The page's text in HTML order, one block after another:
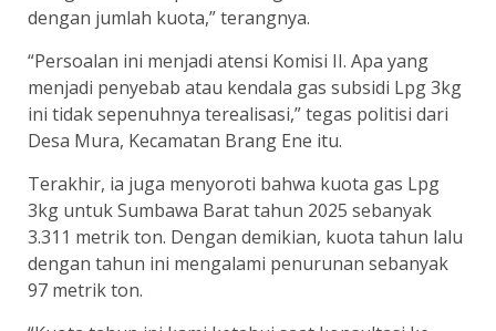
dengan jumlah kuota,” terangnya.
“Persoalan ini menjadi atensi Komisi II. Apa yang
menjadi penyebab atau kendala gas subsidi Lpg 3kg
ini tidak sepenuhnya terealisasi,” tegas politisi dari
Desa Mura, Kecamatan Brang Ene itu.
Terakhir, ia juga menyoroti bahwa kuota gas Lpg
3kg untuk Sumbawa Barat tahun 2025 sebanyak
3.311 metrik ton. Dengan demikian, kuota tahun lalu
dengan tahun ini mengalami penurunan sebanyak
97 metrik ton.